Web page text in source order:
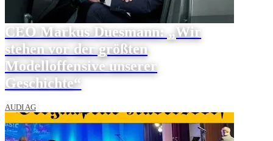
CEO Markus Duesmann: „Wir
stehen vor der größten
Modelloffensive unserer
Geschichte“
AUDI AG